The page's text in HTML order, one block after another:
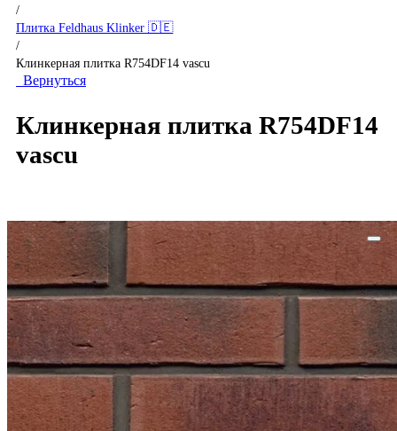
/
Плитка Feldhaus Klinker 🇩🇪
/
Клинкерная плитка R754DF14 vascu
Вернуться
Клинкерная плитка R754DF14
vascu